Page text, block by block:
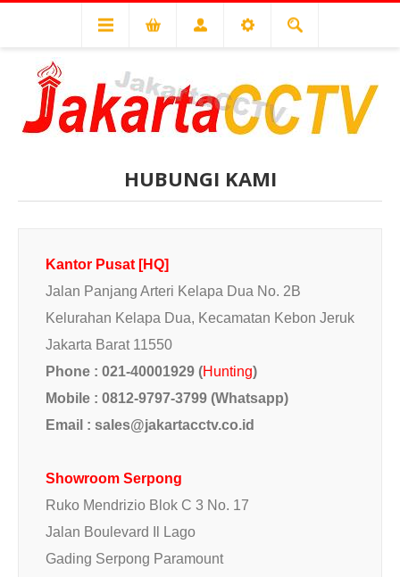
HUBUNGI KAMI
Kantor Pusat [HQ]
Jalan Panjang Arteri Kelapa Dua No. 2B
Kelurahan Kelapa Dua, Kecamatan Kebon Jeruk
Jakarta Barat 11550
Phone : 021-40001929 (Hunting)
Mobile : 0812-9797-3799 (Whatsapp)
Email : sales@jakartacctv.co.id
Showroom Serpong
Ruko Mendrizio Blok C 3 No. 17
Jalan Boulevard Il Lago
Gading Serpong Paramount